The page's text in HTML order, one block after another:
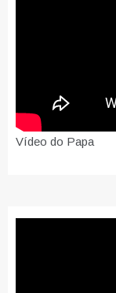
Vídeo do Papa